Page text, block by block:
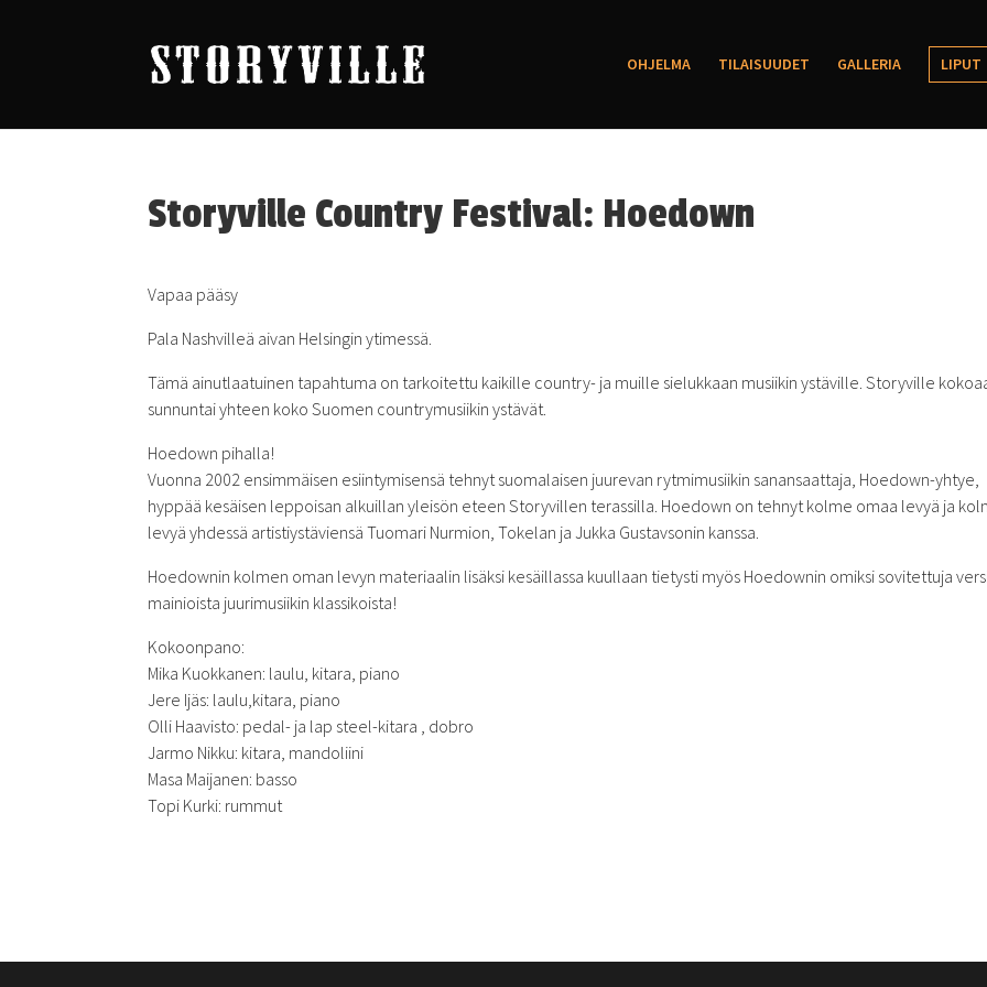
OHJELMA TILAISUUDET GALLERIA LIPUT
Storyville Country Festival: Hoedown
Vapaa pääsy
Pala Nashvilleä aivan Helsingin ytimessä.
Tämä ainutlaatuinen tapahtuma on tarkoitettu kaikille country- ja muille sielukkaan musiikin ystäville. Storyville
sunnuntai yhteen koko Suomen countrymusiikin ystävät.
Hoedown pihalla!
Vuonna 2002 ensimmäisen esiintymisensä tehnyt suomalaisen juurevan rytmimusiikin sanansaattaja, Hoedown-yhtye,
hyppää kesäisen leppoisan alkuillan yleisön eteen Storyvillen terassilla. Hoedown on tehnyt kolme omaa levyä ja
levyä yhdessä artistiystäviensä Tuomari Nurmion, Tokelan ja Jukka Gustavsonin kanssa.
Hoedownin kolmen oman levyn materiaalin lisäksi kesäillassa kuullaan tietysti myös Hoedownin omiksi sovitettuja
mainioista juurimusiikin klassikoista!
Kokoonpano:
Mika Kuokkanen: laulu, kitara, piano
Jere Ijäs: laulu,kitara, piano
Olli Haavisto: pedal- ja lap steel-kitara , dobro
Jarmo Nikku: kitara, mandoliini
Masa Maijanen: basso
Topi Kurki: rummut